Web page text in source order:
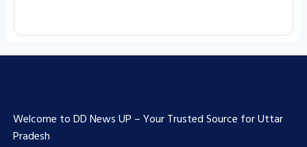
Welcome to DD News UP – Your Trusted Source for Uttar
Pradesh